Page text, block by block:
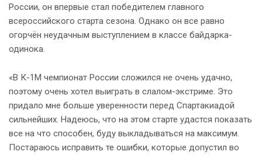
России, он впервые стал победителем главного
всероссийского старта сезона. Однако он все равно
огорчён неудачным выступлением в классе байдарка-
одинока.
«В К-1М чемпионат России сложился не очень удачно,
поэтому очень хотел выиграть в слалом-экстриме. Это
придало мне больше уверенности перед Спартакиадой
сильнейших. Надеюсь, что на этом старте удастся показать
все на что способен, буду выкладываться на максимум.
Постараюсь исправить те ошибки, которые допустил во